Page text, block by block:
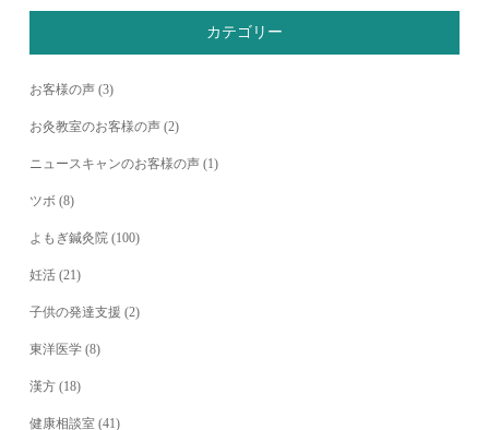
カテゴリー
お客様の声 (3)
お灸教室のお客様の声 (2)
ニュースキャンのお客様の声 (1)
ツボ (8)
よもぎ鍼灸院 (100)
妊活 (21)
子供の発達支援 (2)
東洋医学 (8)
漢方 (18)
健康相談室 (41)